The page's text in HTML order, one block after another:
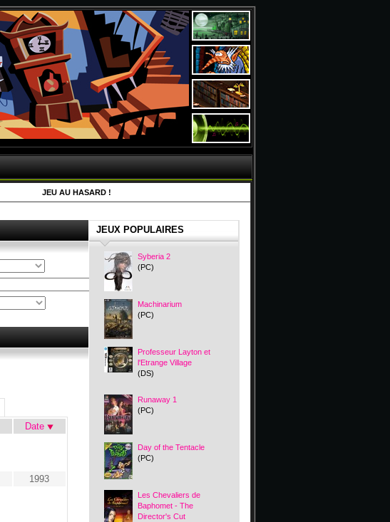
JEU AU HASARD !
Date
1993
JEUX POPULAIRES
Syberia 2
(PC)
Machinarium
(PC)
Professeur Layton et
l'Etrange Village
(DS)
Runaway 1
(PC)
Day of the Tentacle
(PC)
Les Chevaliers de
Baphomet - The
Director's Cut